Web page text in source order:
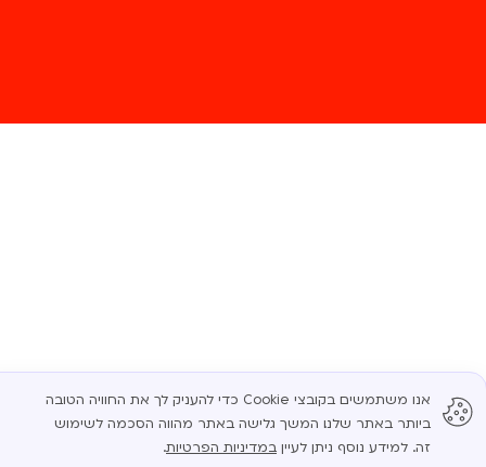
אנו משתמשים בקובצי Cookie כדי להעניק לך את החוויה הטובה
ביותר באתר שלנו. המשך גלישה באתר מהווה הסכמה לשימוש
זה. למידע נוסף ניתן לעייןבמדיניות הפרטיות.